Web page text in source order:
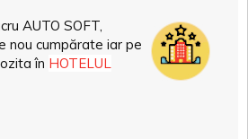
AUTO SOFT,
nou cumpărate iar pe
în HOTELUL